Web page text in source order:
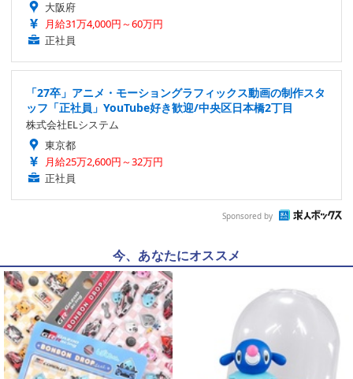
大阪府
月給31万4,000円～60万円
正社員
「27卒」アニメ・モーショングラフィックス動画の制作スタ
ッフ「正社員」YouTube好き歓迎/中央区日本橋2丁目
株式会社ELシステム
東京都
月給25万2,600円～32万円
正社員
Sponsored by
今、あなたにオススメ